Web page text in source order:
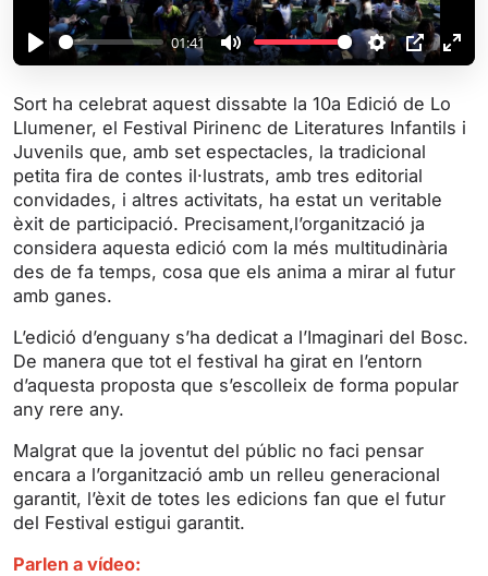
P
a
y
01:41
M
t
e
S
e
t
t
i
n
g
s
P
P
E
t
c
e
a
y
Sort ha celebrat aquest dissabte la 10a Edició de Lo
Llumener, el Festival Pirinenc de Literatures Infantils i
Juvenils que, amb set espectacles, la tradicional
petita fira de contes il·lustrats, amb tres editorial
convidades, i altres activitats, ha estat un veritable
èxit de participació. Precisament,l’organització ja
considera aquesta edició com la més multitudinària
des de fa temps, cosa que els anima a mirar al futur
amb ganes.
L’edició d’enguany s’ha dedicat a l’Imaginari del Bosc.
De manera que tot el festival ha girat en l’entorn
d’aquesta proposta que s’escolleix de forma popular
any rere any.
Malgrat que la joventut del públic no faci pensar
encara a l’organització amb un relleu generacional
garantit, l’èxit de totes les edicions fan que el futur
del Festival estigui garantit.
Parlen a vídeo: